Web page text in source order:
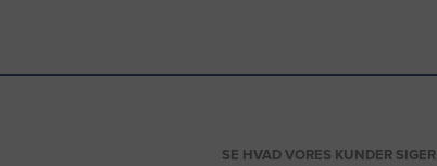
SE HVAD VORES KUNDER SIGER